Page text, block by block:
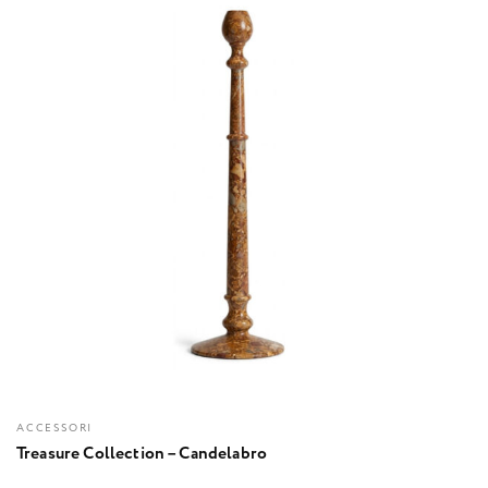
ACCESSORI
Treasure Collection – Candelabro